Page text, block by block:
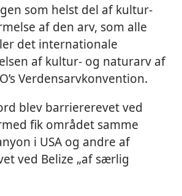
som helst del af kultur-
af den arv, som alle
det internationale
af kultur- og naturarv af
Verdensarvkonvention.
blev barriererevet ved
fik området samme
i USA og andre af
ved Belize „af særlig